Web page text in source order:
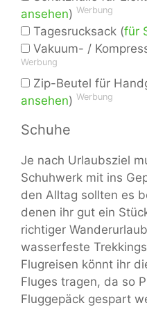
ansehen) Werbung
Tagesrucksack (für
Vakuum- /
Werbung
Zip-Beutel für
ansehen) Werbung
Schuhe
Je nach Urlaubsziel
Schuhwerk mit ins
den Alltag sollten es
denen ihr gut ein
richtiger
wasserfeste
Flugreisen könnt ihr
Fluges tragen, da so
Fluggepäck gespart